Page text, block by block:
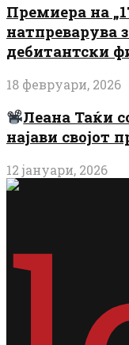
Премиера на
натпреварува
дебитантски
18 февруари, 2026
Леана Таќи
најави својот
12 јануари, 2026